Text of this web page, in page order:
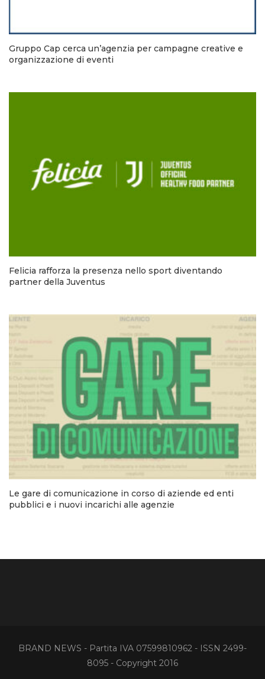
Gruppo Cap cerca un’agenzia per campagne creative e
organizzazione di eventi
Felicia rafforza la presenza nello sport diventando
partner della Juventus
Le gare di comunicazione in corso di aziende ed enti
pubblici e i nuovi incarichi alle agenzie
BRAND NEWS - Partita IVA 07599810962 - ISSN 2499-
8095 - Copyright 2016